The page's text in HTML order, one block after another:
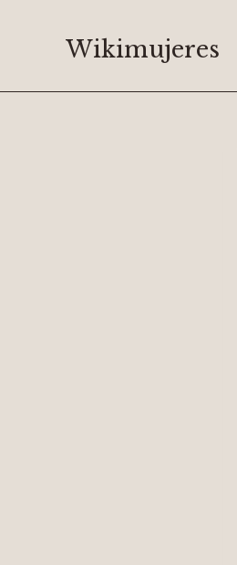
Wikimujeres